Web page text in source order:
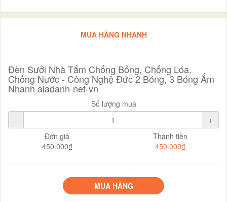
MUA HÀNG NHANH
Đèn Sưởi Nhà Tắm Chống Bỏng, Chống Lóa,
Chống Nước - Công Nghệ Đức 2 Bóng, 3 Bóng Ấm
Nhanh aladanh-net-vn
Số lượng mua
-
+
Đơn giá
450.000₫
Thành tiền
450.000₫
MUA HÀNG